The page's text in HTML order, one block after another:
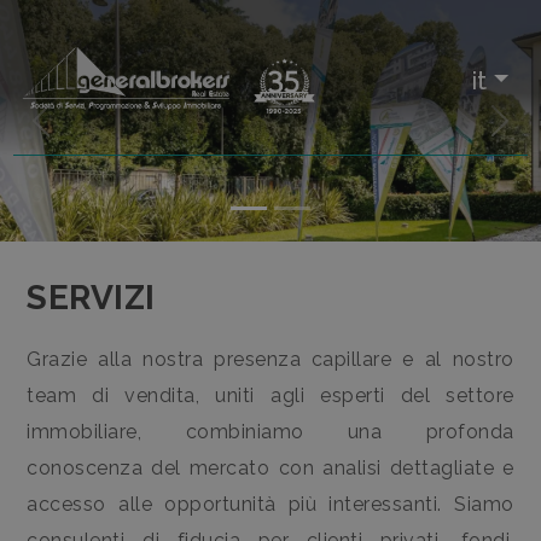
it
« »
SERVIZI
Grazie alla nostra presenza capillare e al nostro
team di vendita, uniti agli esperti del settore
immobiliare, combiniamo una profonda
conoscenza del mercato con analisi dettagliate e
accesso alle opportunità più interessanti. Siamo
EN
HOME
SIAMO
SERVIZI
CONTATTI
Codice
Contratto
Affitto
Scegli
dove